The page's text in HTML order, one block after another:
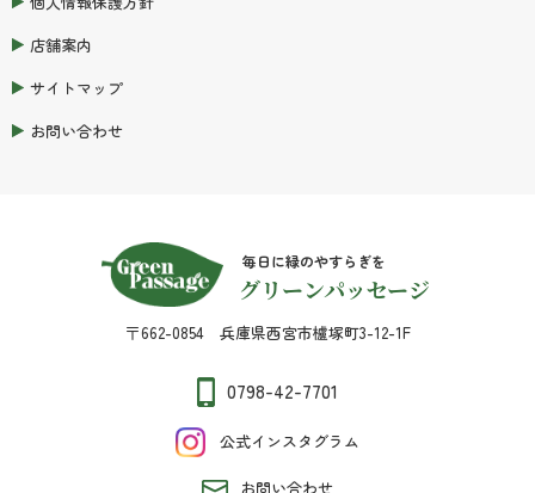
店舗案内
サイトマップ
お問い合わせ
毎日に緑のやすらぎを
グリーンパッセージ
〒662-0854 兵庫県西宮市櫨塚町3-12-1F
0798-42-7701
公式インスタグラム
お問い合わせ